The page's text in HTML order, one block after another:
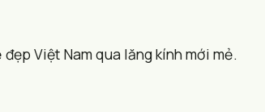
Việt Nam qua lăng kính mới mẻ.